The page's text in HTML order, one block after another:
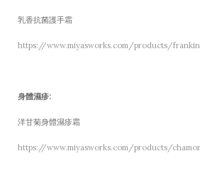
乳香抗菌護手霜
https://www.miyasworks.com/products/
身體濕疹:
洋甘菊身體濕疹霜
https://www.miyasworks.com/products/